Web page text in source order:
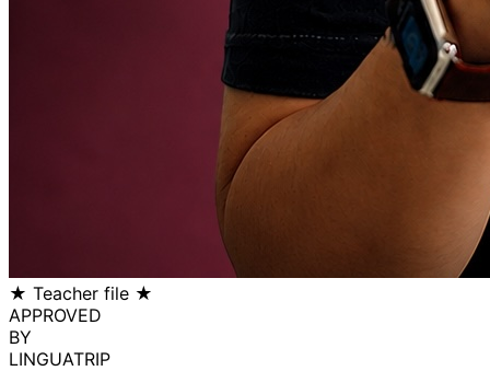
★ Teacher file ★
APPROVED
BY
LINGUATRIP